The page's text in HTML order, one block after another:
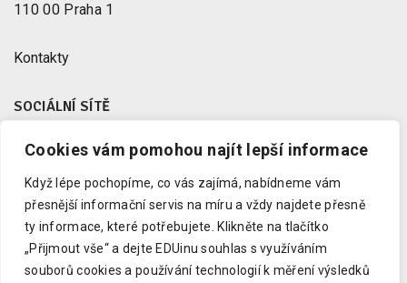
Cookies vám pomohou najít lepší informace
Když lépe pochopíme, co vás zajímá, nabídneme vám
přesnější informační servis na míru a vždy najdete přesně
ty informace, které potřebujete.
Klikněte na tlačítko
„Přijmout vše“ a dejte EDUinu souhlas s využíváním
souborů cookies a používání technologií k měření výsledků
110 00 Praha 1
Kontakty
SOCIÁLNÍ SÍTĚ
Facebook
Instagram
Youtube
LinkedIn